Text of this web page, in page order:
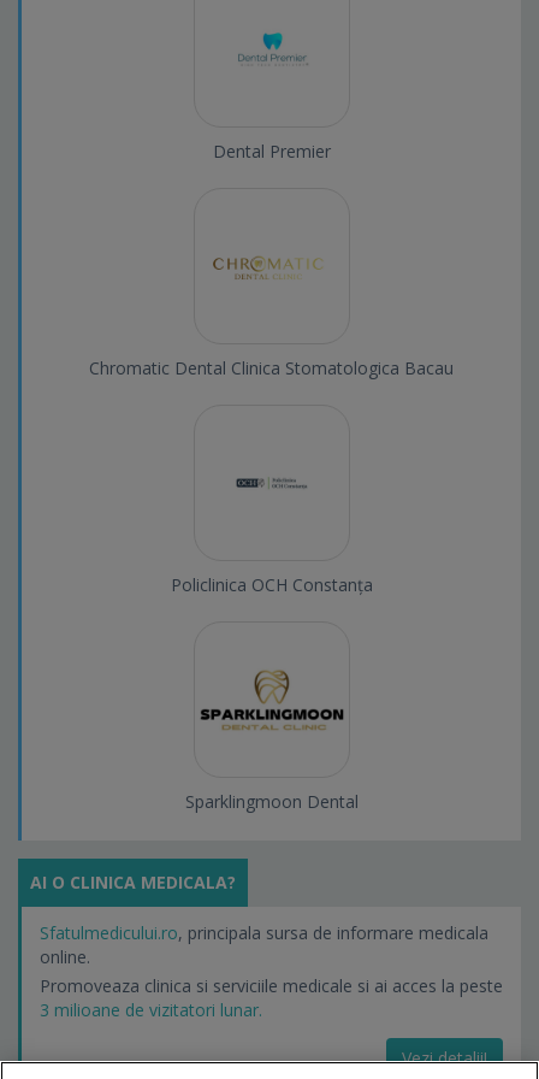
Dental Premier
Chromatic Dental Clinica Stomatologica Bacau
Policlinica OCH Constanța
Sparklingmoon Dental
AI O CLINICA MEDICALA?
Sfatulmedicului.ro, principala sursa de informare medicala
online.
Promoveaza clinica si serviciile medicale si ai acces la peste
3 milioane de vizitatori lunar.
Vezi detalii!